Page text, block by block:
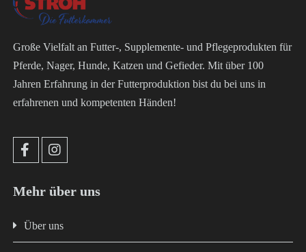
Große Vielfalt an Futter-, Supplemente- und Pflegeprodukten für
Pferde, Nager, Hunde, Katzen und Gefieder. Mit über 100
Jahren Erfahrung in der Futterproduktion bist du bei uns in
erfahrenen und kompetenten Händen!
Mehr über uns
Über uns